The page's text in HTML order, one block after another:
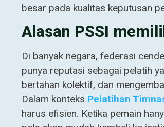
besar pada kualitas keputusan
Alasan PSSI
Di banyak negara, federasi
punya reputasi sebagai pelatih
bertahan kolektif, dan
Dalam konteks Pelatihan
harus efisien. Ketika pemain